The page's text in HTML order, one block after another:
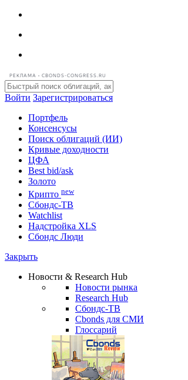
РЕКЛАМА • CBONDS-CONGRESS.RU
Войти Зарегистрироваться
Портфель
Консенсусы
Поиск облигаций (ИИ)
Кривые доходности
ЦФА
Best bid/ask
Золото
Криптоnew
Сбондс-ТВ
Надстройка XLS
Сбондс Люди
Новости & Research Hub
Новости рынка
Research Hub
Сбондс-ТВ
Cbonds для СМИ
Глоссарий